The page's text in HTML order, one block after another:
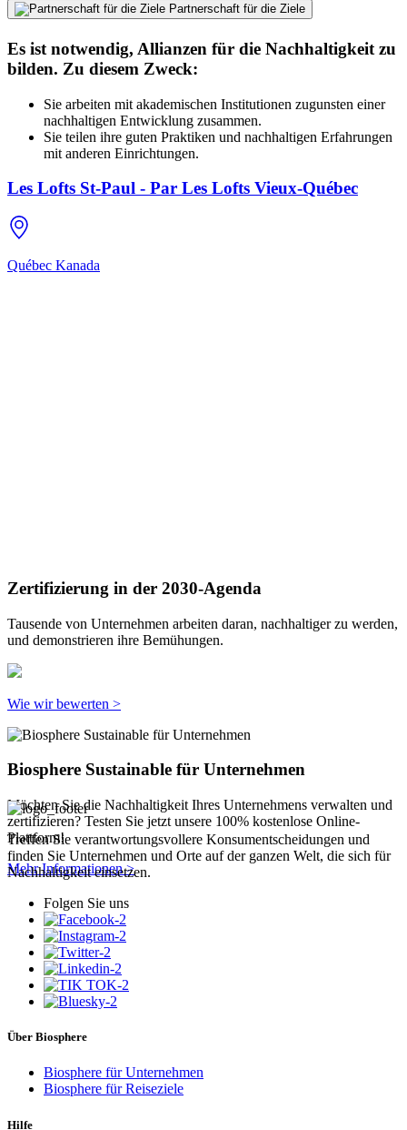
Partnerschaft für die Ziele
Es ist notwendig, Allianzen für die Nachhaltigkeit zu
bilden. Zu diesem Zweck:
Sie arbeiten mit akademischen Institutionen zugunsten einer
nachhaltigen Entwicklung zusammen.
Sie teilen ihre guten Praktiken und nachhaltigen Erfahrungen
mit anderen Einrichtungen.
Les Lofts St-Paul - Par Les Lofts Vieux-Québec
Québec Kanada
Zertifizierung in der 2030-Agenda
Tausende von Unternehmen arbeiten daran, nachhaltiger zu werden,
und demonstrieren ihre Bemühungen.
Wie wir bewerten >
Biosphere Sustainable für Unternehmen
Möchten Sie die Nachhaltigkeit Ihres Unternehmens verwalten und
zertifizieren? Testen Sie jetzt unsere 100% kostenlose Online-
Plattform!
Mehr Informationen >
Treffen Sie verantwortungsvollere Konsumentscheidungen und
finden Sie Unternehmen und Orte auf der ganzen Welt, die sich für
Nachhaltigkeit einsetzen.
Folgen Sie uns
Über Biosphere
Biosphere für Unternehmen
Biosphere für Reiseziele
Hilfe